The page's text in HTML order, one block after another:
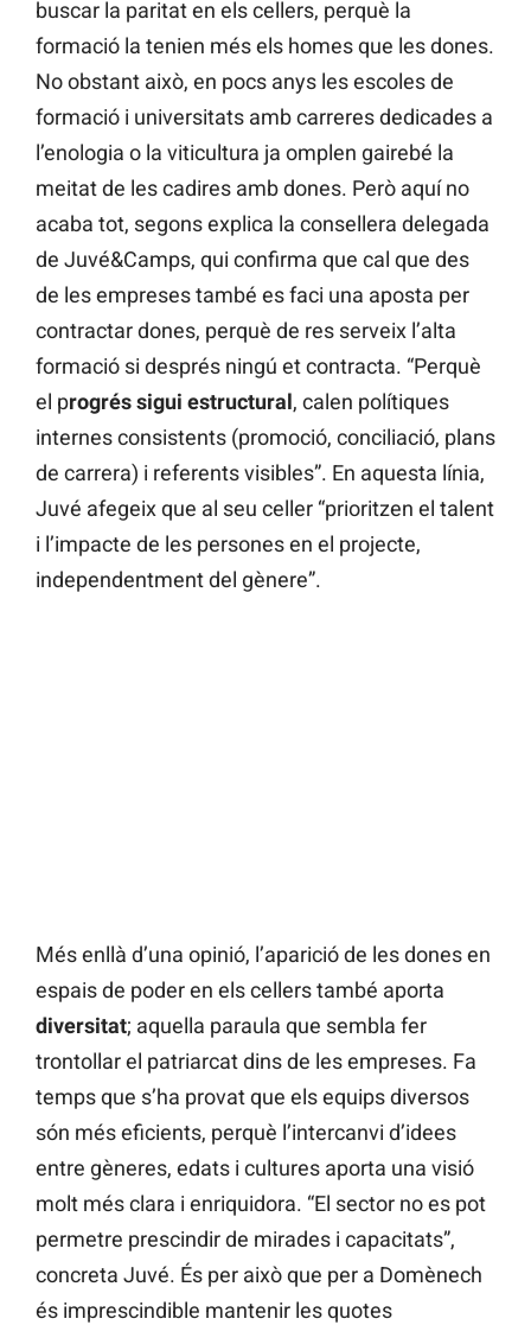
buscar la paritat en els cellers, perquè la
formació la tenien més els homes que les dones.
No obstant això, en pocs anys les escoles de
formació i universitats amb carreres dedicades a
l’enologia o la viticultura ja omplen gairebé la
meitat de les cadires amb dones. Però aquí no
acaba tot, segons explica la consellera delegada
de Juvé&Camps, qui confirma que cal que des
de les empreses també es faci una aposta per
contractar dones, perquè de res serveix l’alta
formació si després ningú et contracta. “Perquè
el progrés sigui estructural, calen polítiques
internes consistents (promoció, conciliació, plans
de carrera) i referents visibles”. En aquesta línia,
Juvé afegeix que al seu celler “prioritzen el talent
i l’impacte de les persones en el projecte,
independentment del gènere”.
Més enllà d’una opinió, l’aparició de les dones en
espais de poder en els cellers també aporta
diversitat; aquella paraula que sembla fer
trontollar el patriarcat dins de les empreses. Fa
temps que s’ha provat que els equips diversos
són més eficients, perquè l’intercanvi d’idees
entre gèneres, edats i cultures aporta una visió
molt més clara i enriquidora. “El sector no es pot
permetre prescindir de mirades i capacitats”,
concreta Juvé. És per això que per a Domènech
és imprescindible mantenir les quotes